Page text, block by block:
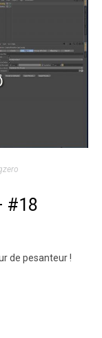
#18
de pesanteur !